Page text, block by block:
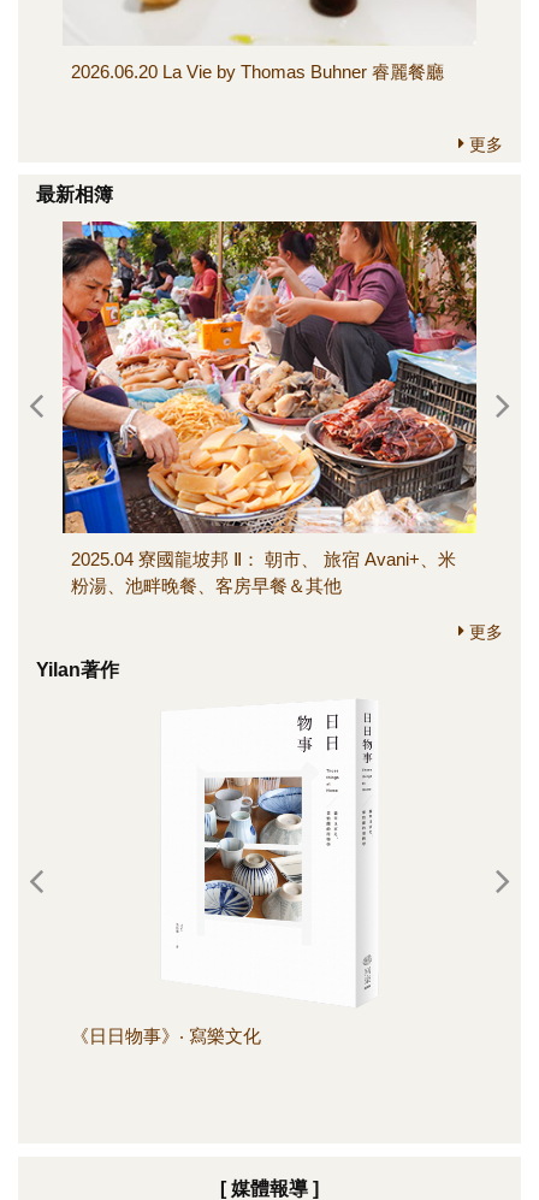
2026.06.20 La Vie by Thomas Buhner 睿麗餐廳
更多
最新相簿
2025.04 寮國龍坡邦 Ⅱ： 朝市、 旅宿 Avani+、米
粉湯、池畔晚餐、客房早餐＆其他
更多
Yilan著作
《日日物事》‧ 寫樂文化
[ 媒體報導 ]